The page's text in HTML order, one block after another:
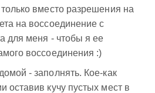
вместо разрешения на
на воссоединение с
для меня - чтобы я ее
воссоединения :)
- заполнять. Кое-как
оставив кучу пустых мест в